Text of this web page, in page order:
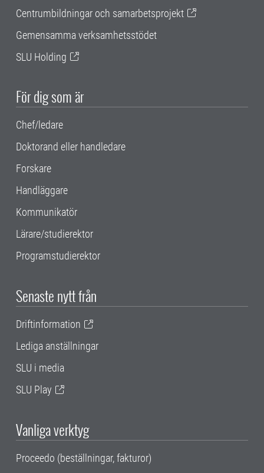
Centrumbildningar och samarbetsprojekt
Gemensamma verksamhetsstödet
SLU Holding
För dig som är
Chef/ledare
Doktorand eller handledare
Forskare
Handläggare
Kommunikatör
Lärare/studierektor
Programstudierektor
Senaste nytt från
Driftinformation
Lediga anställningar
SLU i media
SLU Play
Vanliga verktyg
Proceedo (beställningar, fakturor)